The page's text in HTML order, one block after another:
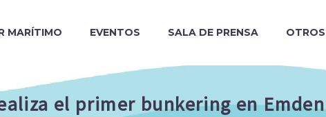
MARÍTIMO EVENTOS SALA DE PRENSA OTROS
el primer bunkering en Emden